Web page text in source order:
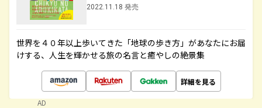
2022.11.18 発売
世界を４０年以上歩いてきた「地球の歩き方」があなたにお届
けする、人生を輝かせる旅の名言と癒やしの絶景集
詳細を見る
AD